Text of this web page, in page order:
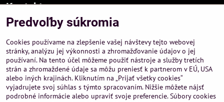
Kontakt
Sídlo firmy :
Hurbanová 3807/21, 03601 Martin
Prevádzka a obchodné informácie :
A-PEMA, s.r.o.
Severná 14, 03601 Martin
+421 911 532545
Predvoľby súkromia
Cookies používame na zlepšenie vašej návštevy tejto webovej
stránky, analýzu jej výkonnosti a zhromažďovanie údajov o jej
používaní. Na tento účel môžeme použiť nástroje a služby tretích
strán a zhromaždené údaje sa môžu preniesť k partnerom v EÚ, USA
alebo iných krajinách. Kliknutím na „Prijať všetky cookies“
vyjadrujete svoj súhlas s týmto spracovaním. Nižšie môžete nájsť
podrobné informácie alebo upraviť svoje preferencie. Súbory cookies